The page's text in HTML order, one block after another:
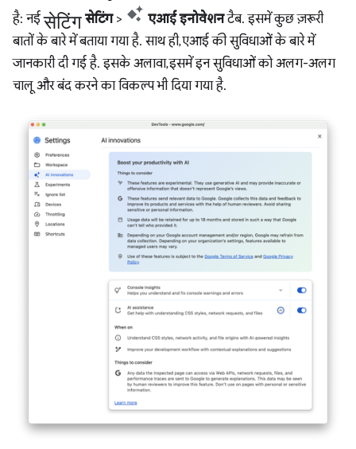
है: नईसेटिंग सेटिंग> एआई इनोवेशनटैब. इसमें कुछ ज़रूरी
बातों के बारे में बताया गया है. साथ ही, एआई की सुविधाओं के बारे में
जानकारी दी गई है. इसके अलावा, इसमें इन सुविधाओं को अलग-अलग
चालू और बंद करने का विकल्प भी दिया गया है.